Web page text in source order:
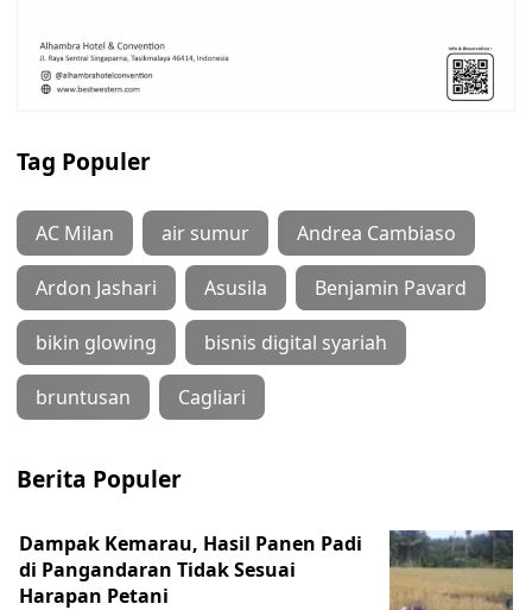
Tag Populer
AC Milan air sumur Andrea Cambiaso
Ardon Jashari Asusila Benjamin Pavard
bikin glowing bisnis digital syariah
bruntusan Cagliari
Berita Populer
Dampak Kemarau, Hasil Panen Padi
di Pangandaran Tidak Sesuai
Harapan Petani